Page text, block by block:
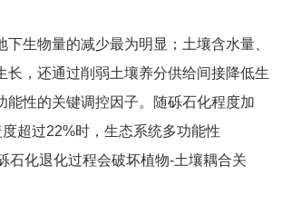
生物量的减少最为明显；土壤含水量、
，还通过削弱土壤养分供给间接降低生
性的关键调控因子。随砾石化程度加
超过22%时，生态系统多功能性
石化退化过程会破坏植物-土壤耦合关